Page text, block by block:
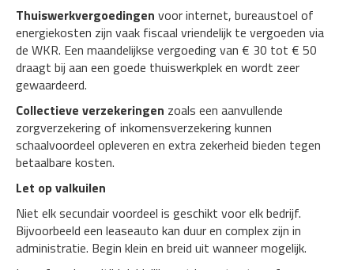
Thuiswerkvergoedingen voor internet, bureaustoel of
energiekosten zijn vaak fiscaal vriendelijk te vergoeden via
de WKR. Een maandelijkse vergoeding van € 30 tot € 50
draagt bij aan een goede thuiswerkplek en wordt zeer
gewaardeerd.
Collectieve verzekeringen zoals een aanvullende
zorgverzekering of inkomensverzekering kunnen
schaalvoordeel opleveren en extra zekerheid bieden tegen
betaalbare kosten.
Let op valkuilen
Niet elk secundair voordeel is geschikt voor elk bedrijf.
Bijvoorbeeld een leaseauto kan duur en complex zijn in
administratie. Begin klein en breid uit wanneer mogelijk.